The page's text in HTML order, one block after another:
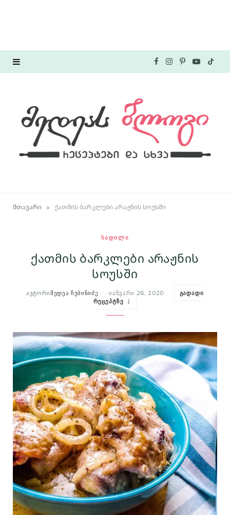
b
I
a
P
t
e
Y
u
T
მთავარი » ქათმის ბარკლები არაჟნის სოუსში
ᲡᲐᲓᲘᲚᲘ
ქათმის ბარკლები არაჟნის
სოუსში
ᲐᲕᲢᲝᲠᲘᲛᲔᲓᲔᲐ ᲩᲣᲑᲘᲜᲘᲫᲔ ᲘᲐᲜᲕᲐᲠᲘ 26, 2020
ᲒᲐᲓᲐᲓᲘ
ᲠᲔᲪᲔᲞᲢᲖᲔ